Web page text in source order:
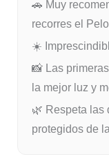
🚗 Muy
recorres el
☀️
📸 Las
la mejor luz y
🌿 Respeta las
protegidos de